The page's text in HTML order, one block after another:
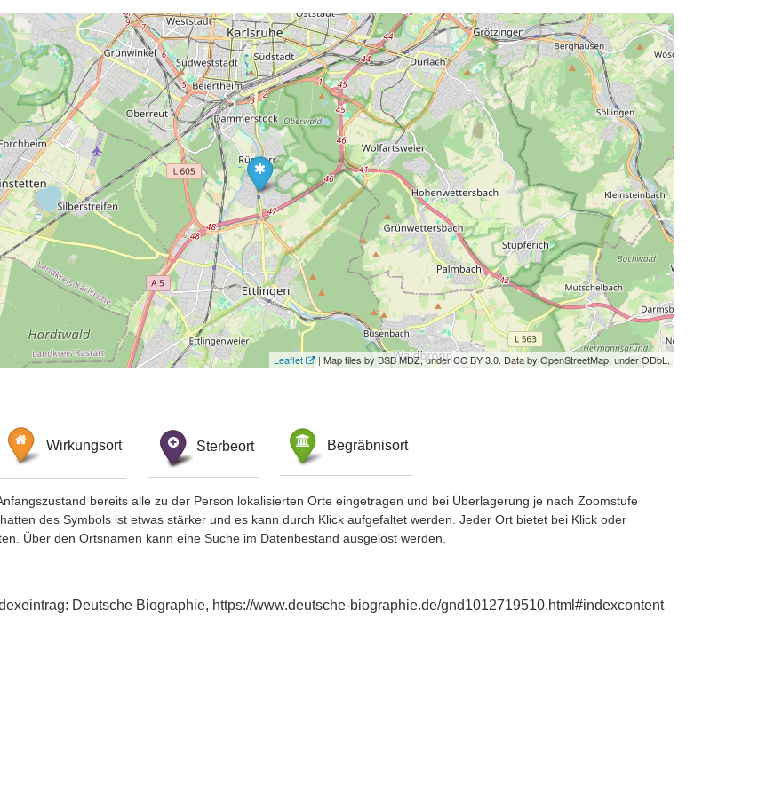
Leaflet | Map tiles by BSB MDZ, under CC BY 3.0. Data by OpenStreetMap, under ODbL.
Wirkungsort Sterbeort Begräbnisort
bereits alle zu der Person lokalisierten Orte eingetragen und bei Überlagerung je nach Zoomstufe
des Symbols ist etwas stärker und es kann durch Klick aufgefaltet werden. Jeder Ort bietet bei Klick oder
Über den Ortsnamen kann eine Suche im Datenbestand ausgelöst werden.
Deutsche Biographie, https://www.deutsche-biographie.de/gnd1012719510.html#indexcontent